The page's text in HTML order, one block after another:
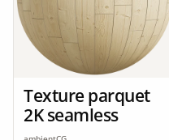
Texture parquet
2K seamless